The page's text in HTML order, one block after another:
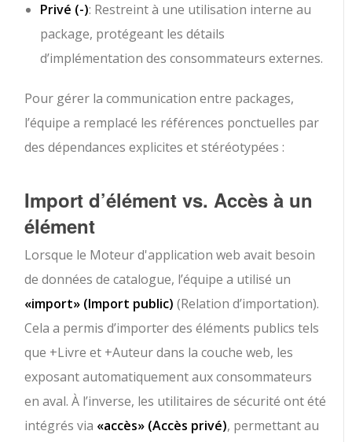
Privé (-): Restreint à une utilisation interne au
package, protégeant les détails
d’implémentation des consommateurs externes.
Pour gérer la communication entre packages,
l’équipe a remplacé les références ponctuelles par
des dépendances explicites et stéréotypées :
Import d’élément vs. Accès à un
élément
Lorsque le Moteur d'application web avait besoin
de données de catalogue, l’équipe a utilisé un
«import» (Import public) (Relation d’importation).
Cela a permis d’importer des éléments publics tels
que +Livre et +Auteurdans la couche web, les
exposant automatiquement aux consommateurs
en aval. À l’inverse, les utilitaires de sécurité ont été
intégrés via «accès» (Accès privé), permettant au